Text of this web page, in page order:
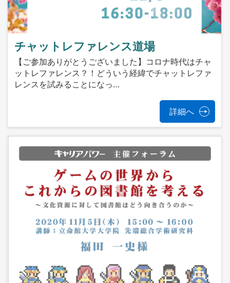
チャットレファレンス道場
【ご参加ありがとうございました】コロナ時代はチャ
ットレファレンス？！どういう経緯でチャットレファ
レンスを試みることになっ…
詳細へ